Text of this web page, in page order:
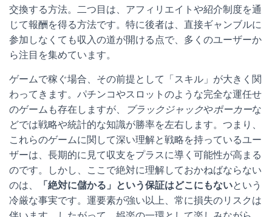
交換する方法。二つ目は、アフィリエイトや紹介制度を通
じて報酬を得る方法です。特に後者は、直接ギャンブルに
参加しなくても収入の道が開ける点で、多くのユーザーか
ら注目を集めています。
ゲームで稼ぐ場合、その前提として「スキル」が大きく関
わってきます。パチンコやスロットのような完全な運任せ
のゲームも存在しますが、
ブラックジャックやポーカーな
どでは戦略や統計的な知識が勝率を左右します。つまり、
これらのゲームに関して深い理解と戦略を持っているユー
ザーは、長期的に見て収支をプラスに導く可能性が高まる
のです。しかし、ここで絶対に理解しておかねばならない
のは、
「絶対に儲かる」という保証はどこにもないという
冷厳な事実です。運要素が強い以上、常に損失のリスクは